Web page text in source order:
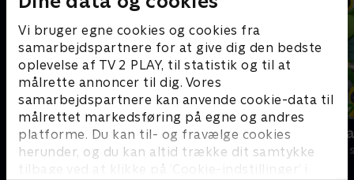
Vi bruger egne cookies og cookies fra
samarbejdspartnere for at give dig den bedste
oplevelse af TV 2 PLAY, til statistik og til at
målrette annoncer til dig. Vores
samarbejdspartnere kan anvende cookie-data til
målrettet markedsføring på egne og andres
platforme. Du kan til- og fravælge cookies
herunder, og du kan altid trække dit samtykke
tilbage ved at klikke på ’Cookie-indstillinger’ i
Gurli Gris
Børneserier • 4 sæsoner
Geckos
Børneserier • 2